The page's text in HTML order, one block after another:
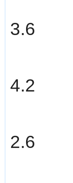
3.6
4.2
2.6